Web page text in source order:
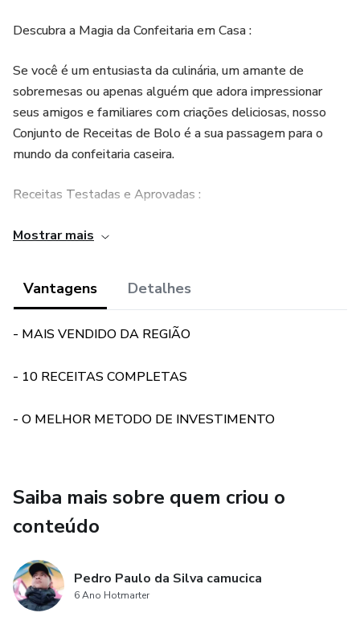
Descubra a Magia da Confeitaria em Casa :
Se você é um entusiasta da culinária, um amante de
sobremesas ou apenas alguém que adora impressionar
seus amigos e familiares com criações deliciosas, nosso
Conjunto de Receitas de Bolo é a sua passagem para o
mundo da confeitaria caseira.
Receitas Testadas e Aprovadas :
Nossas receitas foram elaboradas por chefs experientes e
os resultados sejam sempre espetaculares.
Faça Parte da Comunidade de Confeiteiros Caseiros :
Ao adquirir nosso Conjunto de Receitas de Bolo, você
caseiros apaixonados. Compartilhe suas criações, inspire-se
Não espere mais para começar sua jornada na confeitaria
mesmo e comece a criar bolos incríveis que encantarão
seus sentidos e os de seus entes queridos.
Mostrar mais
Vantagens Detalhes
- MAIS VENDIDO DA REGIÃO
- 10 RECEITAS COMPLETAS
- O MELHOR METODO DE INVESTIMENTO
Saiba mais sobre quem criou o
conteúdo
Pedro Paulo da Silva camucica
6 Ano Hotmarter